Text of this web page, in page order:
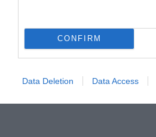
CONFIRM
Data Deletion Data Access
Így végződött a Lidl és a
A Gazdasági Versenyhivatal jogsértés
indított versenyfelügyeleti eljárását,